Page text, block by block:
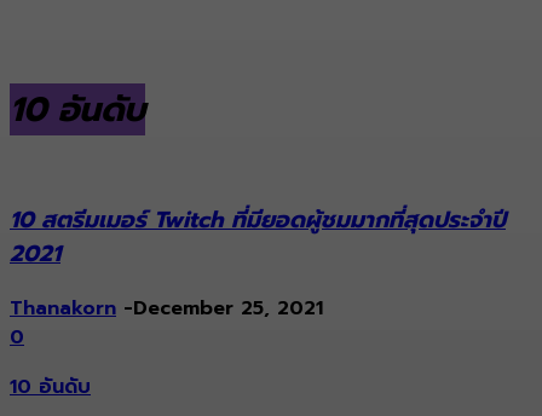
10 อันดับ
10 สตรีมเมอร์ Twitch ที่มียอดผู้ชมมากที่สุดประจำปี
2021
Thanakorn -December 25, 2021
0
10 อันดับ